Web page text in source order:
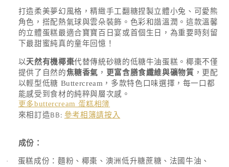
存
貨
單
位
打造柔美夢幻風格，精緻手工翻糖捏製立體小兔、可愛熊
角色，搭配熱氣球與雲朵裝飾。色彩和諧溫潤。這款溫馨
的立體蛋糕最適合寶寶百日宴或首個生日，為重要時刻留
下最甜蜜純真的童年回憶！
以天然有機椰棗代替傳統砂糖的低糖牛油蛋糕。椰棗不僅
提供了自然的焦糖香氣 ， 更富含膳食纖維與礦物質 ，更配
以輕型低糖 Buttercream ，多款特色口味選擇，每一口都
能感受到食材的純粹與層次感。
更多buttercream 蛋糕相簿
來相訂造BB: 參考相簿請按入
成份：
·
蛋糕成份：麵粉、椰棗、澳洲低升糖蔗糖、法國牛油、